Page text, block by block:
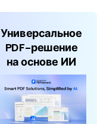
Универсальное
PDF-решение
на основе ИИ